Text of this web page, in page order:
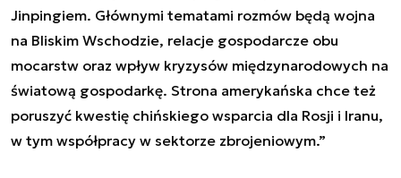
Jinpingiem. Głównymi tematami rozmów będą wojna
na Bliskim Wschodzie, relacje gospodarcze obu
mocarstw oraz wpływ kryzysów międzynarodowych na
światową gospodarkę. Strona amerykańska chce też
poruszyć kwestię chińskiego wsparcia dla Rosji i Iranu,
w tym współpracy w sektorze zbrojeniowym.”